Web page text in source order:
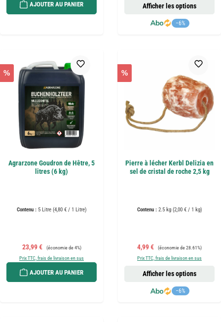
AJOUTER AU PANIER
−6%
Afficher les options
%
Agrarzone Goudron de Hêtre, 5
litres (6 kg)
Contenu : 5 Litre (4,80 € / 1 Litre)
Prix de vente :
23,99 € Prix régulier :
(économie de 4%)
Prix TTC, frais de livraison en sus
AJOUTER AU PANIER
%
Pierre à lécher Kerbl Delizia en
sel de cristal de roche 2,5 kg
Contenu : 2.5 kg (2,00 € / 1 kg)
Prix de vente :
4,99 € Prix régulier :
(économie de 28.61%)
Prix TTC, frais de livraison en sus
−6%
Afficher les options